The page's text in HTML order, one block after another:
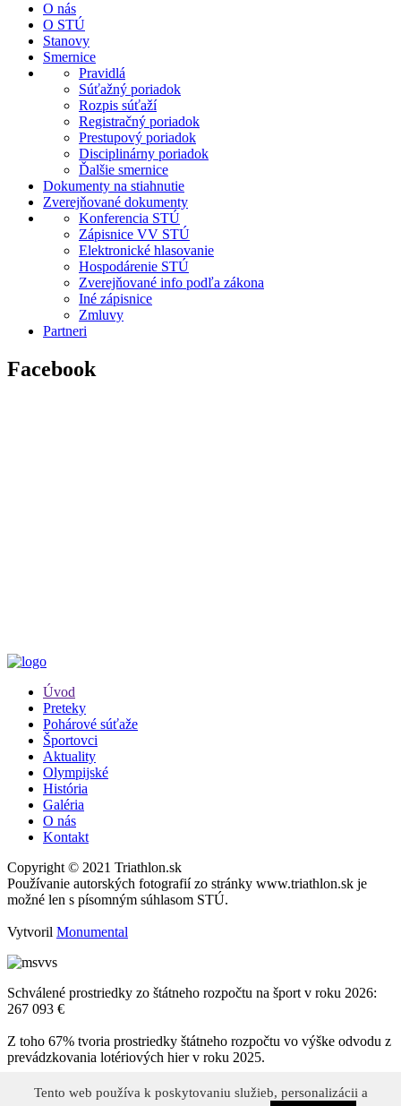
O nás
O STÚ
Stanovy
Smernice
Pravidlá
Súťažný poriadok
Rozpis súťaží
Registračný poriadok
Prestupový poriadok
Disciplinárny poriadok
Ďalšie smernice
Dokumenty na stiahnutie
Zverejňované dokumenty
Konferencia STÚ
Zápisnice VV STÚ
Elektronické hlasovanie
Hospodárenie STÚ
Zverejňované info podľa zákona
Iné zápisnice
Zmluvy
Partneri
Facebook
Úvod
Preteky
Pohárové súťaže
Športovci
Aktuality
Olympijské
História
Galéria
O nás
Kontakt
Copyright © 2021 Triathlon.sk
Používanie autorských fotografií zo stránky www.triathlon.sk je
možné len s písomným súhlasom STÚ.
Vytvoril Monumental
Schválené prostriedky zo štátneho rozpočtu na šport v roku 2026:
267 093 €
Z toho 67% tvoria prostriedky štátneho rozpočtu vo výške odvodu z
prevádzkovania lotériových hier v roku 2025.
Tento web používa k poskytovaniu služieb, personalizácii a
Tento web používa k poskytovaniu služieb, personalizácii a